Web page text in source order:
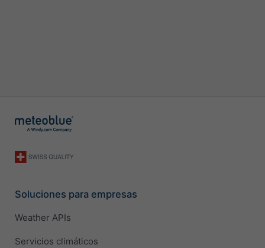
Soluciones para empresas
Weather APIs
Servicios climáticos